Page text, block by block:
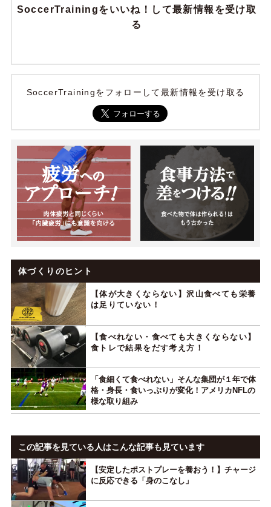
SoccerTrainingをいいね！して最新情報を受け取
る
SoccerTrainingをフォローして最新情報を受け取る
体づくりのヒント
【体が大きくならない】沢山食べても栄養
は足りていない！
【食べれない・食べても大きくならない】
食トレで結果をだす考え方！
「食細くて食べれない」そんな集団が１年で体
格・身長・食いっぷりが変化！アメリカNFLの
様な取り組み
この記事を見ている人はこんな記事も見ています
【安定したポストプレーを養おう！】チャージ
に反応できる「身のこなし」